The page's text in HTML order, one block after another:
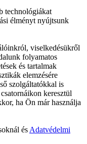
technológiákat
élményt nyújtsunk
viselkedésükről
folyamatos
és tartalmak
elemzésére
szolgáltatókkal is
keresztül
ha Ön már használja
és Adatvédelmi